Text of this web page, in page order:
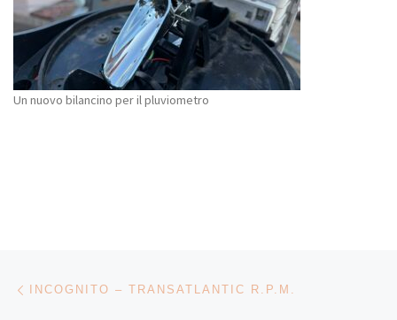
Un nuovo bilancino per il pluviometro
Navigazione articoli
INCOGNITO – TRANSATLANTIC R.P.M.